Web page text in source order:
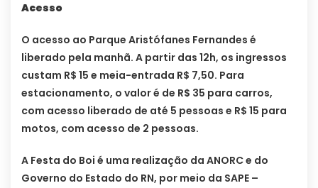
Acesso
O acesso ao Parque Aristófanes Fernandes é
liberado pela manhã. A partir das 12h, os ingressos
custam R$ 15 e meia-entrada R$ 7,50. Para
estacionamento, o valor é de R$ 35 para carros,
com acesso liberado de até 5 pessoas e R$ 15 para
motos, com acesso de 2 pessoas.
A Festa do Boi é uma realização da ANORC e do
Governo do Estado do RN, por meio da SAPE –